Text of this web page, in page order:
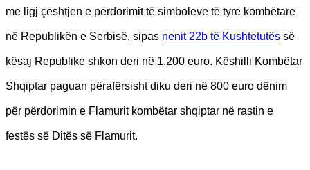
me ligj çështjen e përdorimit të simboleve të tyre kombëtare
në Republikën e Serbisë, sipas nenit 22b të Kushtetutës së
kësaj Republike shkon deri në 1.200 euro. Këshilli Kombëtar
Shqiptar paguan përafërsisht diku deri në 800 euro dënim
për përdorimin e Flamurit kombëtar shqiptar në rastin e
festës së Ditës së Flamurit.